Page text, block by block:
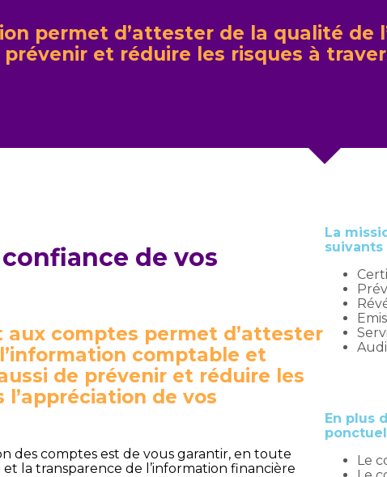
permet d’attester de la qualité de
prévenir et réduire les risques à
de vos
aux comptes permet d’attester
comptable et
de prévenir et réduire les
l’appréciation de vos
des comptes est de vous garantir, en toute
la transparence de l’information financière
La
suivants
En plus
Le